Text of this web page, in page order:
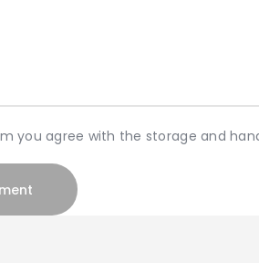
you agree with the storage and